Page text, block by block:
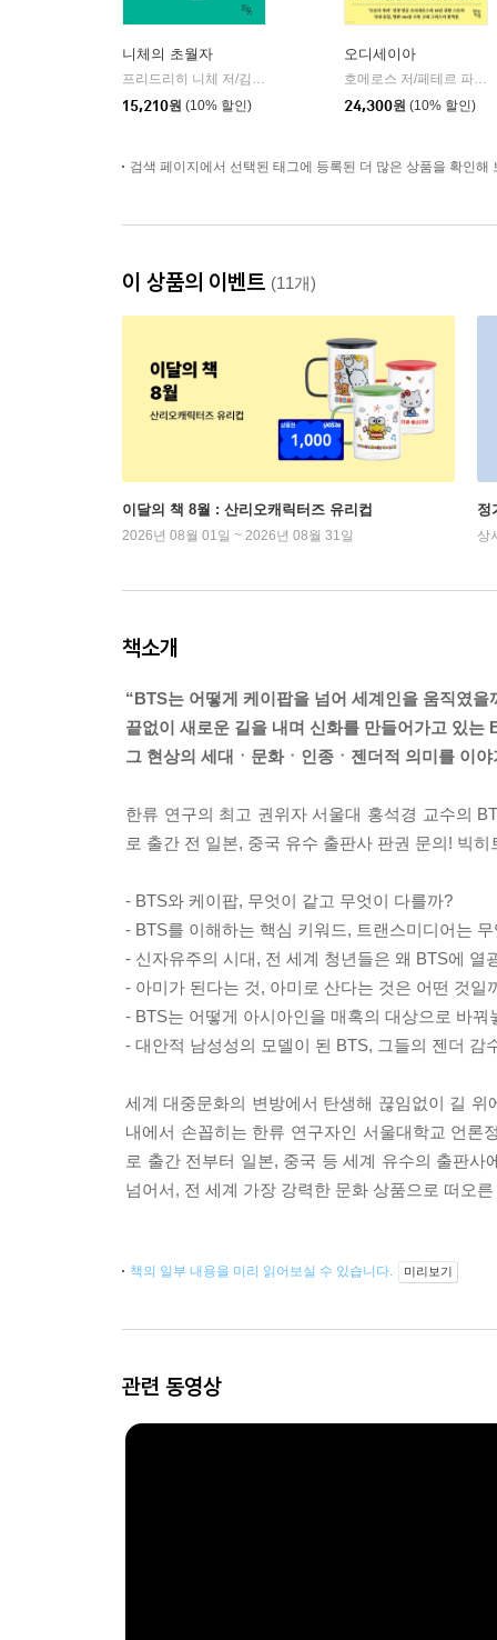
니체의 초월자
프리드리히 니체 저/김철 편역
15,210원 (10% 할인)
오디세이아
호메로스 저/페테르 파울 루벤스 그림/박문재 역
24,300원 (10% 할인)
검색 페이지에서 선택된 태그에 등록된 더 많은 상품을 확인해
이 상품의 이벤트 (11개)
이달의 책 8월 : 산리오캐릭터즈 유리컵
2026년 08월 01일 ~ 2026년 08월 31일
정
상
책소개
“BTS는 어떻게 케이팝을 넘어 세계인을 움직였
끝없이 새로운 길을 내며 신화를 만들어가고 있는
그 현상의 세대ㆍ문화ㆍ인종ㆍ젠더적 의미를 이야
한류 연구의 최고 권위자 서울대 홍석경 교수의
로 출간 전 일본, 중국 유수 출판사 판권 문의! 빅히
- BTS와 케이팝, 무엇이 같고 무엇이 다를까?
- BTS를 이해하는 핵심 키워드, 트랜스미디어는
- 신자유주의 시대, 전 세계 청년들은 왜 BTS에 열
- 아미가 된다는 것, 아미로 산다는 것은 어떤 것일
- BTS는 어떻게 아시아인을 매혹의 대상으로 바꿔
- 대안적 남성성의 모델이 된 BTS, 그들의 젠더 감
세계 대중문화의 변방에서 탄생해 끊임없이 길
내에서 손꼽히는 한류 연구자인 서울대학교 언론
로 출간 전부터 일본, 중국 등 세계 유수의 출판
넘어서, 전 세계 가장 강력한 문화 상품으로 떠오
책의 일부 내용을 미리 읽어보실 수 있습니다. 미리보기
관련 동영상